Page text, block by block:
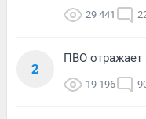
29 441
2
ПВО
19 196